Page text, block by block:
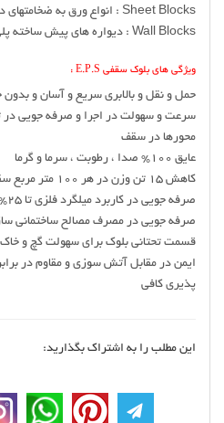
Sheet Blocks : انواع ورق به ضخامتهای دلخواه شما
Wall Blocks : دیواره های پیش ساخته پلی استایرن با حفاظ تور و فلز
ویژگی های بلوک سقفی E.P.S :
حمل و نقل و بالابری سریع و آسان و بدون
محورها در سقف
عایق 100% صدا ، رطوبت ، سرما و گرما
کاهش 15 تن وزن در هر 100 متر مربع سقف
صرفه جویی در کاربرد میلگرد فلزی تا 25% در اجرای سقف
صرفه جویی در مصرف مصالح ساختمانی
قسمت تحتانی بلوک برای سهولت گچ و خاک
ایمن در مقابل آتش سوزی و مقاوم در
پذیری کافی
این مطلب را به اشتراک بگذارید: